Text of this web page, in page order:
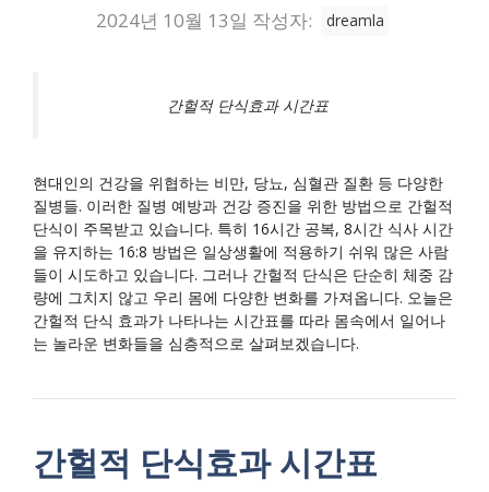
2024년 10월 13일 작성자: dreamla
간헐적 단식효과 시간표
현대인의 건강을 위협하는 비만, 당뇨, 심혈관 질환 등 다양한
질병들. 이러한 질병 예방과 건강 증진을 위한 방법으로 간헐적
단식이 주목받고 있습니다. 특히 16시간 공복, 8시간 식사 시간
을 유지하는 16:8 방법은 일상생활에 적용하기 쉬워 많은 사람
들이 시도하고 있습니다. 그러나 간헐적 단식은 단순히 체중 감
량에 그치지 않고 우리 몸에 다양한 변화를 가져옵니다. 오늘은
간헐적 단식 효과가 나타나는 시간표를 따라 몸속에서 일어나
는 놀라운 변화들을 심층적으로 살펴보겠습니다.
간헐적 단식효과 시간표